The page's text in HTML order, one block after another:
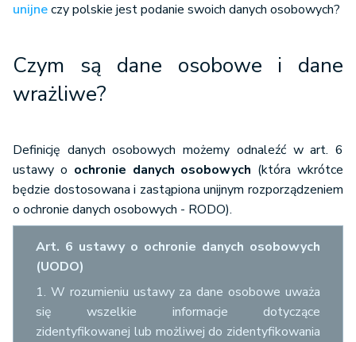
unijneczy polskie jest podanie swoich danych osobowych?
Czym są dane osobowe i dane
wrażliwe?
Definicję danych osobowych możemy odnaleźć w art. 6
ustawy o ochronie danych osobowych (która wkrótce
będzie dostosowana i zastąpiona unijnym rozporządzeniem
o ochronie danych osobowych - RODO).
Art. 6 ustawy o ochronie danych osobowych
(UODO)
1. W rozumieniu ustawy za dane osobowe uważa
się wszelkie informacje dotyczące
zidentyfikowanej lub możliwej do zidentyfikowania